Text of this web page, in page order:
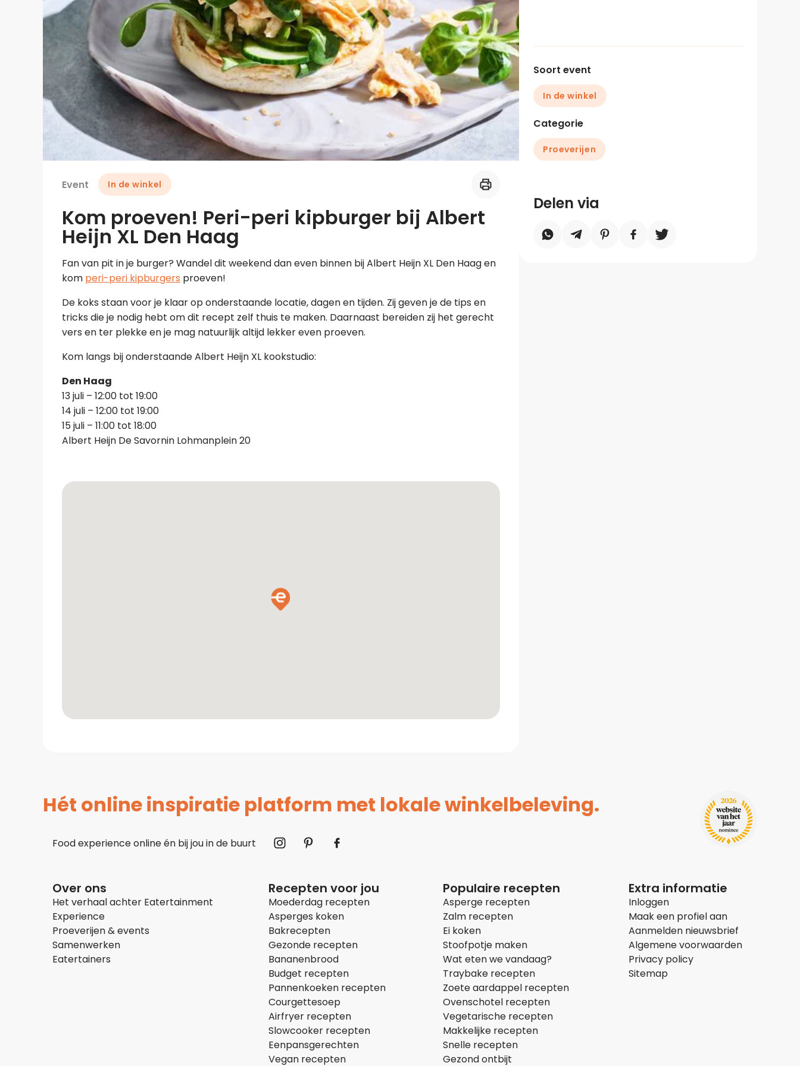
Midden-Oosters
Kooktips & blogs
Leer koken als een chef
Kooktips & blogs
Event In de winkel
Kom proeven! Peri-peri kipburger bij Albert
Heijn XL Den Haag
Fan van pit in je burger? Wandel dit weekend dan even binnen bij Albert Heijn XL Den Haag en
kom peri-peri kipburgers proeven!
De koks staan voor je klaar op onderstaande locatie, dagen en tijden. Zij geven je de tips en
tricks die je nodig hebt om dit recept zelf thuis te maken. Daarnaast bereiden zij het gerecht
vers en ter plekke en je mag natuurlijk altijd lekker even proeven.
Kom langs bij onderstaande Albert Heijn XL kookstudio:
Den Haag
13 juli – 12:00 tot 19:00
14 juli – 12:00 tot 19:00
15 juli – 11:00 tot 18:00
Albert Heijn De Savornin Lohmanplein 20
Soort event
In de winkel
Categorie
Proeverijen
Delen via
Hét online inspiratie platform met lokale winkelbeleving.
Food experience online én bij jou in de buurt
Over ons
Het verhaal achter Eatertainment
Experience
Proeverijen & events
Samenwerken
Eatertainers
Recepten voor jou
Moederdag recepten
Asperges koken
Bakrecepten
Gezonde recepten
Bananenbrood
Budget recepten
Pannenkoeken recepten
Courgettesoep
Airfryer recepten
Slowcooker recepten
Eenpansgerechten
Vegan recepten
Populaire recepten
Asperge recepten
Zalm recepten
Ei koken
Stoofpotje maken
Wat eten we vandaag?
Traybake recepten
Zoete aardappel recepten
Ovenschotel recepten
Vegetarische recepten
Makkelijke recepten
Snelle recepten
Gezond ontbijt
Extra informatie
Inloggen
Maak een profiel aan
Aanmelden nieuwsbrief
Algemene voorwaarden
Privacy policy
Sitemap